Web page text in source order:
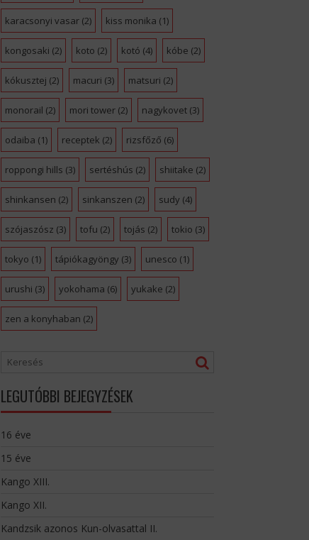
karacsonyi vasar(2) kiss monika (1)
kongosaki (2) koto (2) kotó (4) kóbe (2)
kókusztej (2) macuri (3) matsuri (2)
monorail (2) mori tower(2) nagykovet(3)
odaiba (1) receptek (2) rizsfőző (6)
roppongi hills (3) sertéshús (2) shiitake (2)
shinkansen (2) sinkanszen (2) sudy (4)
szójaszósz (3) tofu (2) tojás (2) tokio (3)
tokyo (1) tápiókagyöngy (3) unesco (1)
urushi (3) yokohama (6) yukake (2)
zen a konyhaban (2)
LEGUTÓBBI BEJEGYZÉSEK
16 éve
15 éve
Kango XIII.
Kango XII.
Kandzsik azonos Kun-olvasattal II.